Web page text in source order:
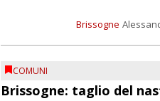
Brissogne
COMUNI
Brissogne: taglio del